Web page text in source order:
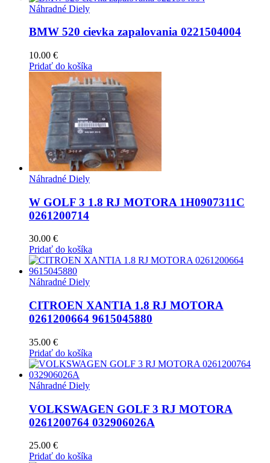
Náhradné Diely
BMW 520 cievka zapalovania 0221504004
10.00 €
Pridať do košíka
Náhradné Diely
W GOLF 3 1.8 RJ MOTORA 1H0907311C
0261200714
30.00 €
Pridať do košíka
Náhradné Diely
CITROEN XANTIA 1.8 RJ MOTORA
0261200664 9615045880
35.00 €
Pridať do košíka
Náhradné Diely
VOLKSWAGEN GOLF 3 RJ MOTORA
0261200764 032906026A
25.00 €
Pridať do košíka